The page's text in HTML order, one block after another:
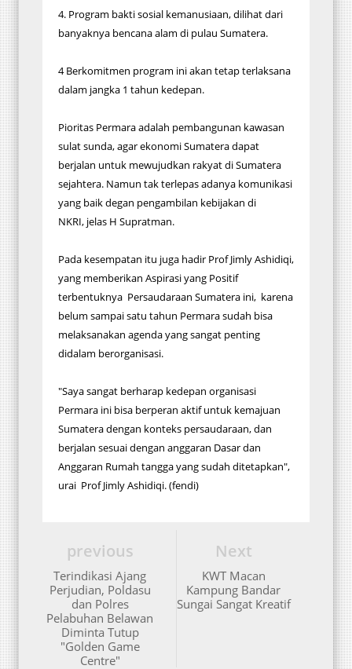
4. ‎Program bakti sosial kemanusiaan, dilihat dari
banyaknya bencana alam di pulau Sumatera.
4 Berkomitmen program ini akan tetap terlaksana
dalam jangka 1 tahun kedepan.
Pioritas Permara adalah pembangunan kawasan
sulat sunda, agar ekonomi Sumatera dapat
berjalan untuk mewujudkan rakyat di Sumatera
sejahtera. Namun tak terlepas adanya komunikasi
yang baik degan pengambilan kebijakan di
NKRI, jelas H Supratman.
Pada kesempatan itu juga hadir Prof Jimly Ashidiqi,
yang memberikan Aspirasi yang Positif
terbentuknya Persaudaraan Sumatera ini, karena
belum sampai satu tahun Permara sudah bisa
melaksanakan agenda yang sangat penting
didalam berorganisasi.
"Saya sangat berharap kedepan organisasi
Permara ini bisa berperan aktif untuk kemajuan
Sumatera dengan konteks persaudaraan, dan
berjalan sesuai dengan anggaran Dasar dan
Anggaran Rumah tangga yang sudah ditetapkan",
urai Prof Jimly Ashidiqi. (fendi)
Next
KWT Macan
Kampung Bandar
Sungai Sangat Kreatif
previous
Terindikasi Ajang
Perjudian, Poldasu
dan Polres
Pelabuhan Belawan
Diminta Tutup
"Golden Game
Centre"